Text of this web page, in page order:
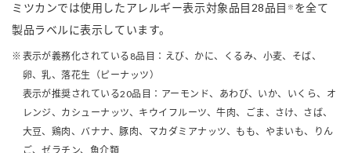
ミツカンでは使用したアレルギー表示対象品目28品目 ※ を全て
製品ラベルに表示しています。
表示が義務化されている8品目：えび、かに、くるみ、小麦、そば、
卵、乳、落花生（ピーナッツ）
表示が推奨されている20品目：アーモンド、あわび、いか、いくら、オ
レンジ、カシューナッツ、キウイフルーツ、牛肉、ごま、さけ、さば、
大豆、鶏肉、バナナ、豚肉、マカダミアナッツ、もも、やまいも、りん
ご、ゼラチン、魚介類